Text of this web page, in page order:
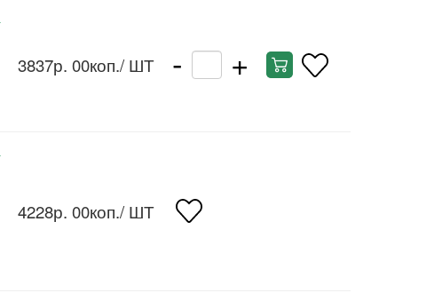
3837р. 00коп./ ШТ - +
4228р. 00коп./ ШТ